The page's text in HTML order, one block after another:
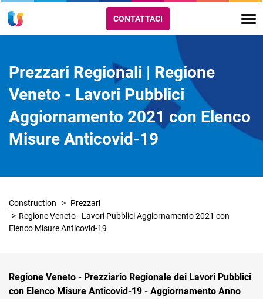
CONTATTACI
Prezzari Regionali | Regione
Veneto - Lavori Pubblici
Aggiornamento 2021 con Elenco
Misure Anticovid-19
Construction
Prezzari
Regione Veneto - Lavori Pubblici Aggiornamento 2021 con
Elenco Misure Anticovid-19
Regione Veneto - Prezziario Regionale dei Lavori Pubblici
con Elenco Misure Anticovid-19 - Aggiornamento Anno